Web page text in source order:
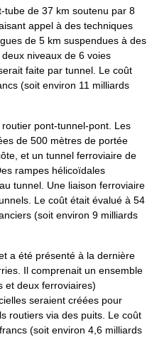
tube de 37 km soutenu par 8
appel à des techniques
de 5 km suspendues à des
niveaux de 6 voies
faite par tunnel. Le coût
(soit environ 11 milliards
pont-tunnel-pont. Les
de 500 mètres de portée
et un tunnel ferroviaire de
rampes hélicoïdales
tunnel. Une liaison ferroviaire
Le coût était évalué à 54
(soit environ 9 milliards
a été présenté à la dernière
Il comprenait un ensemble
et deux ferroviaires)
seraient créées pour
routiers via des puits. Le coût
(soit environ 4,6 milliards